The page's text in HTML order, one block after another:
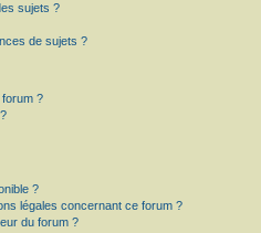
sujets ?
de sujets ?
?
?
légales concernant ce forum ?
du forum ?